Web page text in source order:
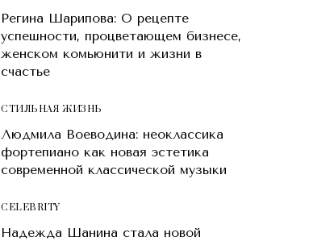
Регина Шарипова: О рецепте
успешности, процветающем бизнесе,
женском комьюнити и жизни в
счастье
СТИЛЬНАЯ ЖИЗНЬ
Людмила Воеводина: неоклассика
фортепиано как новая эстетика
современной классической музыки
CELEBRITY
Надежда Шанина стала новой